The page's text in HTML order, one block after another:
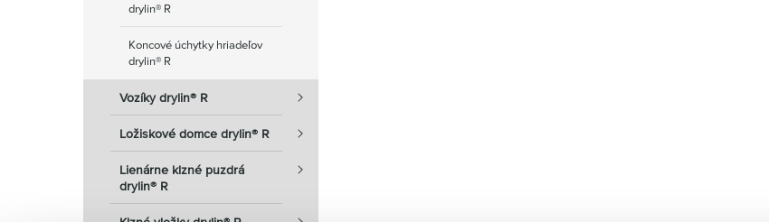
drylin® R
Koncové úchytky hriadeľov
drylin® R
Vozíky drylin® R
Ložiskové domce drylin® R
Lienárne klzné puzdrá
drylin® R